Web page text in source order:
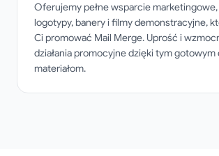
Oferujemy pełne wsparcie
logotypy, banery i filmy demonstracyjne,
Ci promować Mail Merge. Uprość i
działania promocyjne dzięki tym gotowym
materiałom.